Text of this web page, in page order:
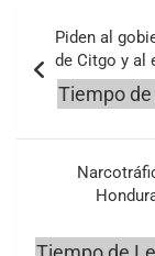
de
entradas
Piden al
de Citgo y al